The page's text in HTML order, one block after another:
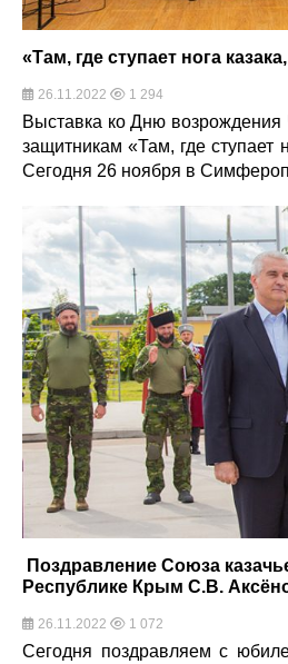
«Там, где ступает нога
26.11.2022 1 294
Выставка ко Дню
защитникам «Там, где ступает
Сегодня 26 ноября в
Поздравление Союза
Республике Крым С.В.
26.11.2022 1 072
Сегодня поздравляем с